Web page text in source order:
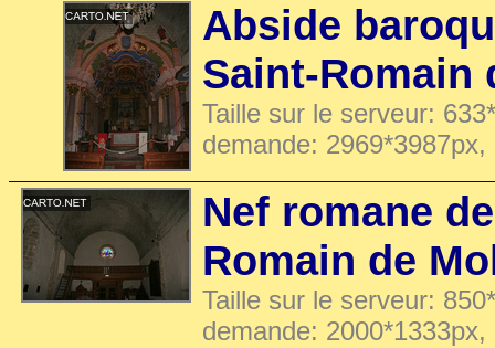
Abside
Saint-Romain
Taille sur le serveur:
demande:
Nef romane
Romain de
Taille sur le serveur:
demande: